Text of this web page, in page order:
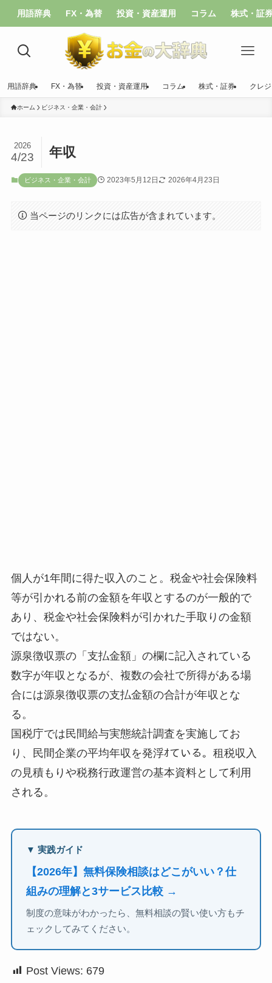
用語辞典 FX・為替 投資・資産運用 コラム 株式・証
用語辞典 FX・為替 投資・資産運用 コラム 株式・証券 クレ
ホーム ビジネス・企業・会計
年収
2026
4/23
ビジネス・企業・会計 2023年5月12日 2026年4月23日
当ページのリンクには広告が含まれています。
個人が1年間に得た収入のこと。税金や社会保険料
等が引かれる前の金額を年収とするのが一般的で
あり、税金や社会保険料が引かれた手取りの金額
ではない。
源泉徴収票の「支払金額」の欄に記入されている
数字が年収となるが、複数の会社で所得がある場
合には源泉徴収票の支払金額の合計が年収とな
る。
国税庁では民間給与実態統計調査を実施してお
り、民間企業の平均年収を発浮ｵている。租税収入
の見積もりや税務行政運営の基本資料として利用
される。
▼ 実践ガイド
【2026年】無料保険相談はどこがいい？仕
組みの理解と3サービス比較 →
制度の意味がわかったら、無料相談の賢い使い方もチ
ェックしてみてください。
Post Views: 679